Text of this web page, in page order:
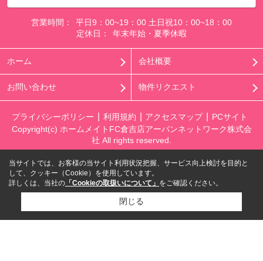
営業時間：
平日9：00~19：00 土日祝10：00~18：00
定休日：
年末年始・夏季休暇
ホーム 会社概要
お問い合わせ 物件リクエスト
プライバシーポリシー 利用規約 アクセスマップ
PCサイト
Copyright(c) ホームメイトFC倉吉店アーバンネットワーク株式会
社 All rights reserved.
当サイトでは、お客様の当サイト利用状況把握、サービス向上検討を目的と
して、クッキー（Cookie）を使用しています。
詳しくは、当社の 「Cookieの取扱いについて」 をご確認ください。
閉じる